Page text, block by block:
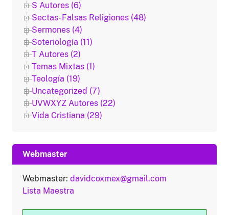
S Autores (6)
Sectas-Falsas Religiones (48)
Sermones (4)
Soteriología (11)
T Autores (2)
Temas Mixtas (1)
Teología (19)
Uncategorized (7)
UVWXYZ Autores (22)
Vida Cristiana (29)
Webmaster
Webmaster: davidcoxmex@gmail.com
Lista Maestra